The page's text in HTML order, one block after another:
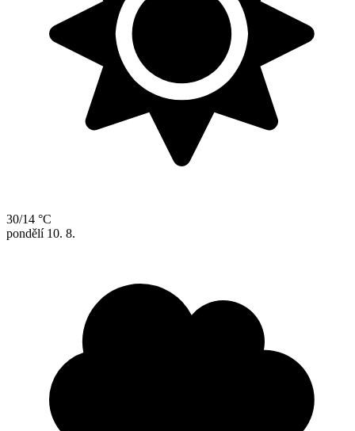
30/14 °C
pondělí 10. 8.